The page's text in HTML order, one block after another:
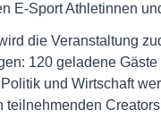
E-Sport Athletinnen
die Veranstaltung
120 geladene Gäste
und Wirtschaft
teilnehmenden